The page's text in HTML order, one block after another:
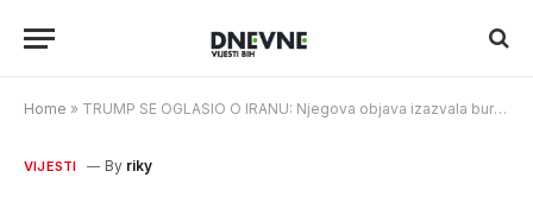
Home » TRUMP SE OGLASIO O IRANU: Njegova objava izazvala burne reakcije na internetu
VIJESTI By riky